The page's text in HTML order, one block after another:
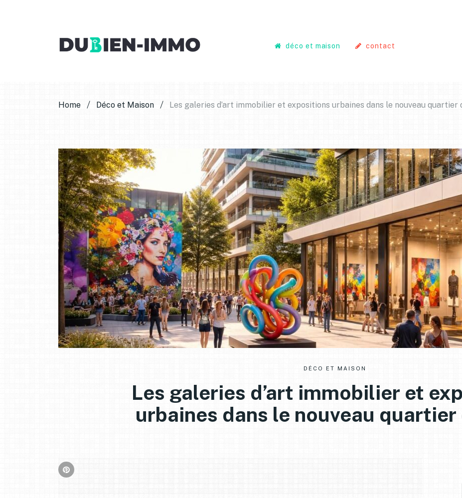
déco et maison contact
Home Déco et Maison Les galeries d’art immobilier et expositions urbaines dans le nouveau quartier
DÉCO ET MAISON
Les galeries d’art immobilier et
urbaines dans le nouveau quartier